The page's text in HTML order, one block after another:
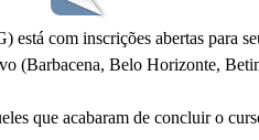
com inscrições abertas para
Belo Horizonte,
que acabaram de concluir o